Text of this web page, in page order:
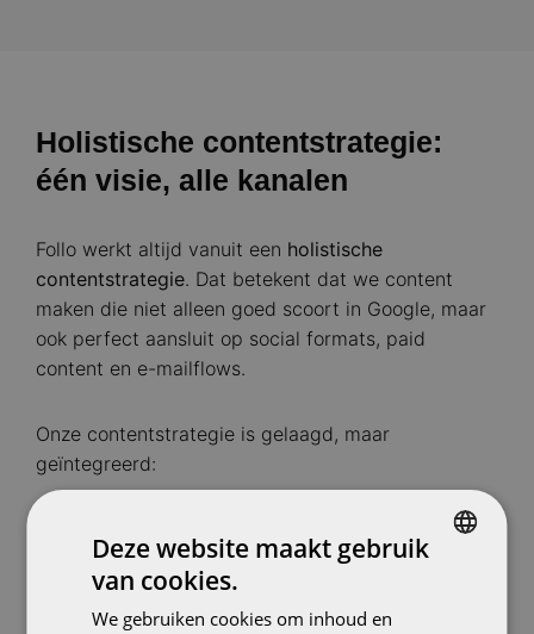
Holistische contentstrategie:
één visie, alle kanalen
Follo werkt altijd vanuit een holistische
contentstrategie. Dat betekent dat we content
maken die niet alleen goed scoort in Google, maar
ook perfect aansluit op social formats, paid
content en e-mailflows.
Onze contentstrategie is gelaagd, maar
geïntegreerd:
Short-form video’s op basis van social search
insights
Long-form blogs en pagina’s voor SEO en
thought leadership
Deze website maakt gebruik
van cookies.
We gebruiken cookies om inhoud en